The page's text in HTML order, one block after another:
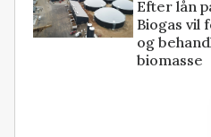
Efter lån
Biogas vil
og
biomasse